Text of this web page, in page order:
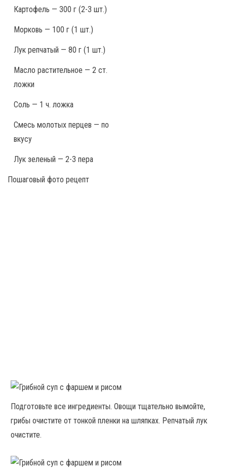
Картофель — 300 г (2-3 шт.)
Морковь — 100 г (1 шт.)
Лук репчатый — 80 г (1 шт.)
Масло растительное — 2 ст.
ложки
Соль — 1 ч. ложка
Смесь молотых перцев — по
вкусу
Лук зеленый — 2-3 пера
Пошаговый фото рецепт
Подготовьте все ингредиенты. Овощи тщательно вымойте,
грибы очистите от тонкой пленки на шляпках. Репчатый лук
очистите.